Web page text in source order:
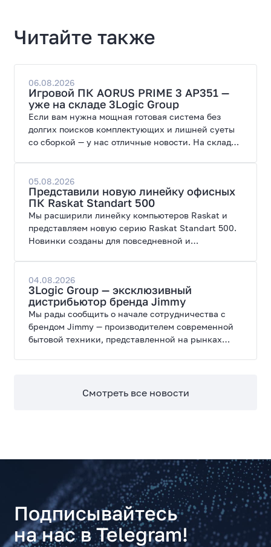
Читайте также
06.08.2026
Игровой ПК AORUS PRIME 3 AP351 —
уже на складе 3Logic Group
Если вам нужна мощная готовая система без
долгих поисков комплектующих и лишней суеты
со сборкой — у нас отличные новости. На склад
современных игр и работы с нейросетями.
05.08.2026
Представили новую линейку офисных
ПК Raskat Standart 500
Мы расширили линейку компьютеров Raskat и
представляем новую серию Raskat Standart 500.
Новинки созданы для повседневной и
широкие возможности модернизации.
04.08.2026
3Logic Group — эксклюзивный
дистрибьютор бренда Jimmy
Мы рады сообщить о начале сотрудничества с
брендом Jimmy — производителем современной
бытовой техники, представленной на рынках
Смотреть все новости
Подписывайтесь
на нас в Telegram!